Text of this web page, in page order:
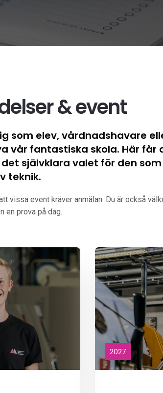
& event
som elev, vårdnadshavare
vår fantastiska skola. Här får
självklara valet för den
teknik.
vissa event kräver anmälan. Du är också
en prova på dag.
2027